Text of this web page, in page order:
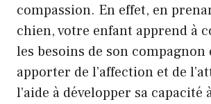
compassion. En effet, en
chien, votre enfant apprend à
les besoins de son compagnon
apporter de l’affection et de
l’aide à développer sa capacité